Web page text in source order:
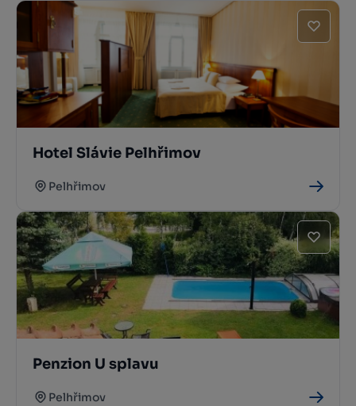
Hotel Slávie Pelhřimov
Pelhřimov
Penzion U splavu
Pelhřimov